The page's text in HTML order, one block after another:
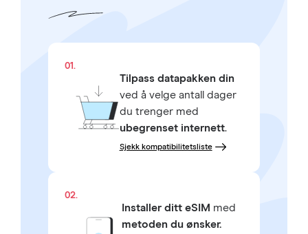
01.
Tilpass datapakken din
ved å velge antall dager
du trenger med
ubegrenset internett.
Sjekk kompatibilitetsliste
02.
Installer ditt eSIM med
metoden du ønsker.